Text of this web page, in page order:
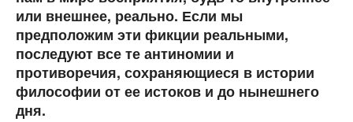
или внешнее, реально. Если мы
предположим эти фикции реальными,
последуют все те антиномии и
противоречия, сохраняющиеся в истории
философии от ее истоков и до нынешнего
дня.